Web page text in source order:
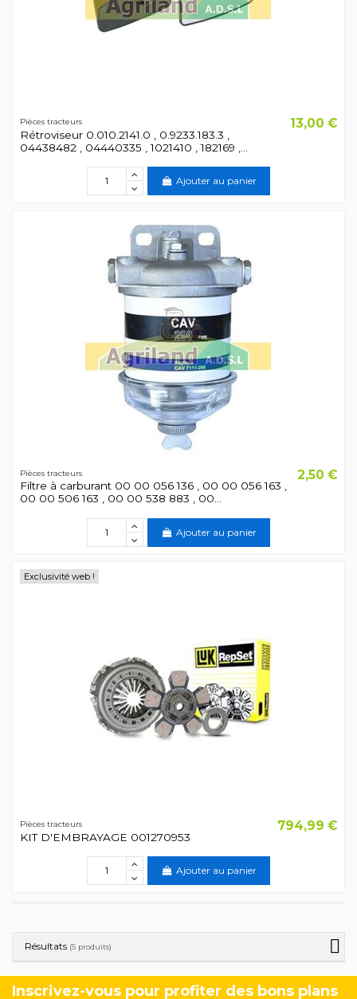
Pièces tracteurs
Rétroviseur 0.010.2141.0 , 0.9233.183.3 ,
04438482 , 04440335 , 1021410 , 182169 ,...
13,00 €
Ajouter au panier
Pièces tracteurs
Filtre à carburant 00 00 056 136 , 00 00 056 163 ,
00 00 506 163 , 00 00 538 883 , 00...
2,50 €
Ajouter au panier
Exclusivité web !
Pièces tracteurs
KIT D'EMBRAYAGE 001270953
794,99 €
Ajouter au panier
Résultats (5 produits)
Inscrivez-vous pour profiter des bons plans